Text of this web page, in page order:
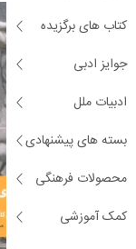
کتاب های برگزیده
جوایز ادبی
ادبیات ملل
بسته های پیشنهادی
محصولات فرهنگی
کمک آموزشی